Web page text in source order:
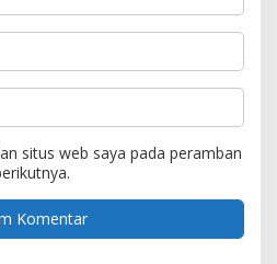
situs web saya pada peramban